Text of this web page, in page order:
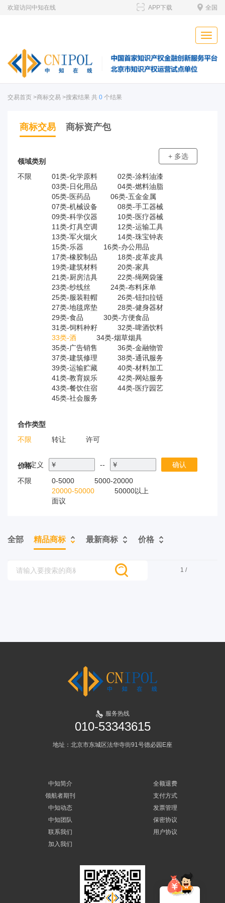
欢迎访问中知在线 全国
APP下载
Toggle
交易首页 >商标交易 >搜索结果 共 0 个结果
商标交易 商标资产包
领域类别
不限
01类-化学原料
02类-涂料油漆
03类-日化用品
04类-燃料油脂
05类-医药品
06类-五金金属
07类-机械设备
08类-手工器械
09类-科学仪器
10类-医疗器械
11类-灯具空调
12类-运输工具
13类-军火烟火
14类-珠宝钟表
15类-乐器
16类-办公用品
17类-橡胶制品
18类-皮革皮具
19类-建筑材料
20类-家具
21类-厨房洁具
22类-绳网袋篷
23类-纱线丝
24类-布料床单
25类-服装鞋帽
26类-钮扣拉链
27类-地毯席垫
28类-健身器材
29类-食品
30类-方便食品
31类-饲料种籽
32类-啤酒饮料
33类-酒
34类-烟草烟具
35类-广告销售
36类-金融物管
37类-建筑修理
38类-通讯服务
39类-运输贮藏
40类-材料加工
41类-教育娱乐
42类-网站服务
43类-餐饮住宿
44类-医疗园艺
45类-社会服务
+ 多选
合作类型
不限
转让 许可
价格
不限
0-5000
5000-20000
20000-50000
50000以上
面议
自定义 ￥ -- ￥ 确认
全部 精品商标 最新商标 价格
1 /
服务热线
010-53343615
地址：北京市东城区法华寺街91号德必园E座
中知简介
领航者期刊
中知动态
中知团队
联系我们
加入我们
全额退费
支付方式
发票管理
保密协议
用户协议